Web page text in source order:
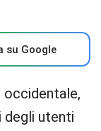
su Google
occidentale,
degli utenti